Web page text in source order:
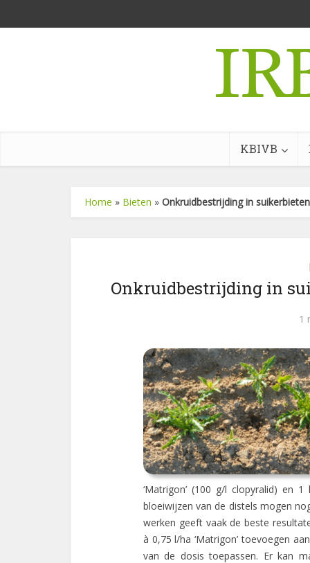
KBIVB
Home » Bieten » Onkruidbestrijding in
Onkruidbestrijding in
1
‘Matrigon’ (100 g/l clopyralid) en
bloeiwijzen van de distels mogen
werken geeft vaak de beste
à 0,75 l/ha ‘Matrigon’ toevoegen
van de dosis toepassen. Er kan